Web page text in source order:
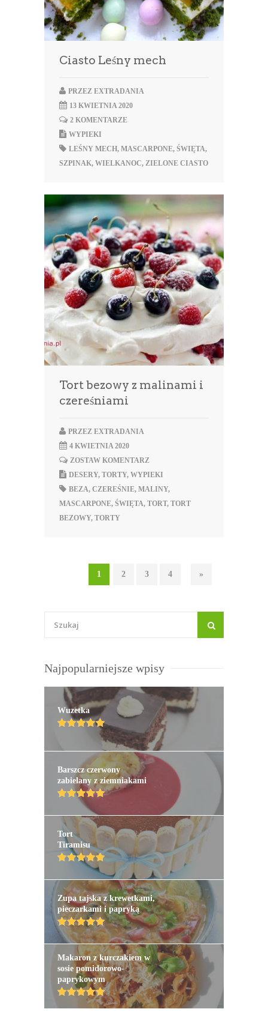
Ciasto Leśny mech
PRZEZ EXTRADANIA
13 KWIETNIA 2020
2 KOMENTARZE
WYPIEKI
LEŚNY MECH, MASCARPONE, ŚWIĘTA,
SZPINAK, WIELKANOC, ZIELONE CIASTO
Tort bezowy z malinami i
czereśniami
PRZEZ EXTRADANIA
4 KWIETNIA 2020
ZOSTAW KOMENTARZ
DESERY, TORTY, WYPIEKI
BEZA, CZEREŚNIE, MALINY,
MASCARPONE, ŚWIĘTA, TORT, TORT
BEZOWY, TORTY
1 2 3 4 »
Najpopularniejsze wpisy
Wuzetka
Barszcz czerwony
zabielany z ziemniakami
Tort
Tiramisu
Zupa tajska z krewetkami,
pieczarkami i papryką
Makaron z kurczakiem w
sosie pomidorowo-
paprykowym